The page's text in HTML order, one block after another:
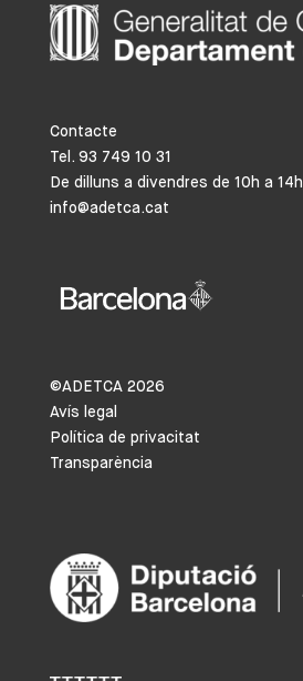
Contacte
Tel. 93 749 10 31
De dilluns a divendres de 10h a 14h
info@adetca.cat
©ADETCA 2026
Avís legal
Política de privacitat
Transparència